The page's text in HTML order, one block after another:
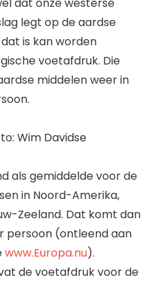
legt op de aardse
is kan worden
voetafdruk. Die
middelen weer in
Wim Davidse
als gemiddelde voor de
in Noord-Amerika,
Zeeland. Dat komt dan
persoon (ontleend aan
www.Europa.nu).
de voetafdruk voor de